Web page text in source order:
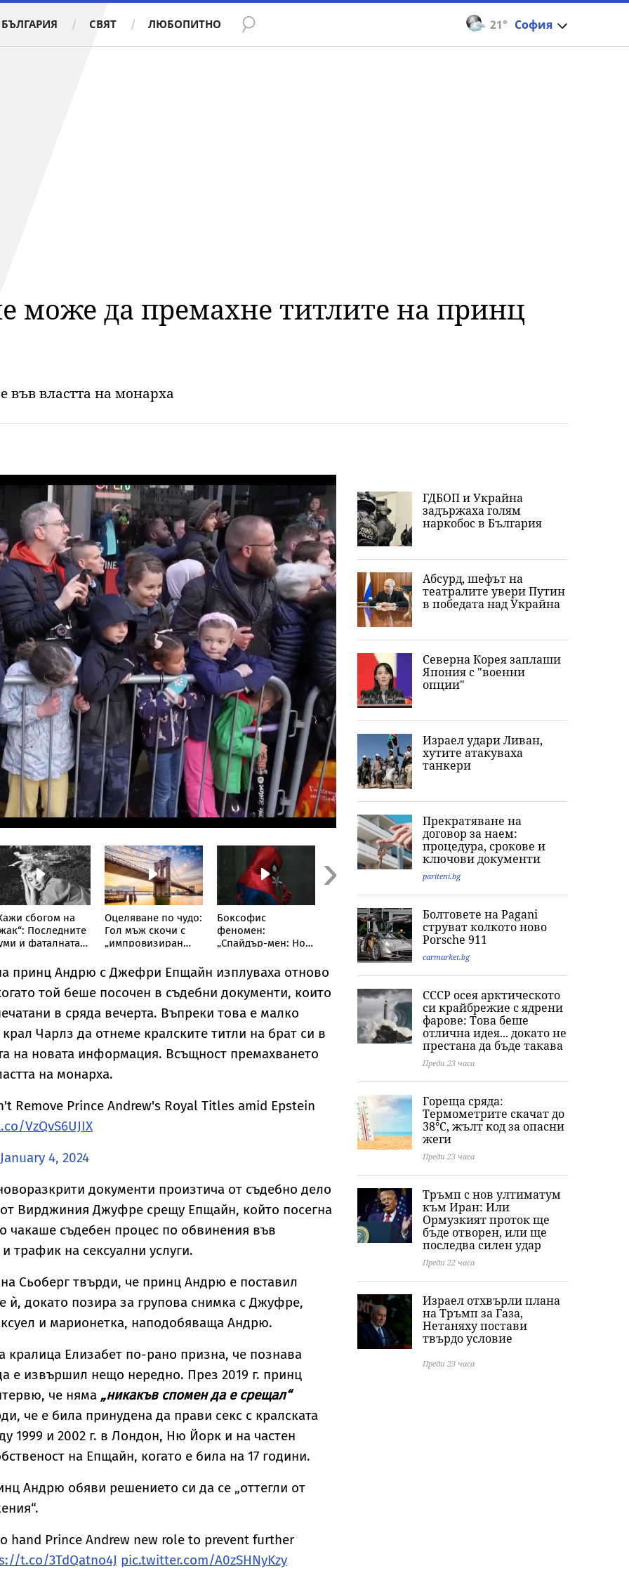
21° София
БЪЛГАРИЯ СВЯТ ЛЮБОПИТНО
може да премахне титлите на принц
във властта на монарха
сбогом на
Последните
и фаталната
Мерилин
Оцеляване по чудо:
Гол мъж скочи с
„импровизиран
на Бруклинския
мост
Боксофис
феномен:
„Спайдър-мен: Нов
дебют от $355
милиона
Проклятието на
Дрейк се завърна:
Рапърът изгоря с 1
милион долара
Тони Стораро:
Песните са си
песни, истинската
болка е друга
принц Андрю с Джефри Епщайн изплуваха отново
той беше посочен в съдебни документи, които
в сряда вечерта. Въпреки това е малко
Чарлз да отнеме кралските титли на брат си в
на новата информация. Всъщност премахването
на монарха.
Remove Prince Andrew's Royal Titles amid Epstein
VzQvS6UJIX
January 4, 2024
документи произтича от съдебно дело
от Вирджиния Джуфре срещу Епщайн, който посегна
чакаше съдебен процес по обвинения във
трафик на сексуални услуги.
Сьоберг твърди, че принц Андрю е поставил
ѝ, докато позира за групова снимка с Джуфре,
и марионетка, наподобяваща Андрю.
кралица Елизабет по-рано призна, че познава
е извършил нещо нередно. През 2019 г. принц
че няма „никакъв спомен да е срещал“
че е била принудена да прави секс с кралската
1999 и 2002 г. в Лондон, Ню Йорк и на частен
на Епщайн, когато е била на 17 години.
Андрю обяви решението си да се „оттегли от
hand Prince Andrew new role to prevent further
t.co/3TdQatno4J pic.twitter.com/A0zSHNyKzy
ГДБОП и Украйна
задържаха голям
наркобос в България
Абсурд, шефът на
театралите увери Путин
в победата над Украйна
Северна Корея заплаши
Япония с "военни
опции"
Израел удари Ливан,
хутите атакуваха
танкери
Прекратяване на
договор за наем:
процедура, срокове и
ключови документи
pariteni.bg
Болтовете на Pagani
струват колкото ново
Porsche 911
carmarket.bg
СССР осея арктическото
си крайбрежие с ядрени
фарове: Това беше
отлична идея... докато не
престана да бъде такава
Преди 23 часа
Гореща сряда:
Термометрите скачат до
38°C, жълт код за опасни
жеги
Преди 23 часа
Тръмп с нов ултиматум
към Иран: Или
Ормузкият проток ще
бъде отворен, или ще
последва силен удар
Преди 22 часа
Израел отхвърли плана
на Тръмп за Газа,
Нетаняху постави
твърдо условие
Преди 23 часа